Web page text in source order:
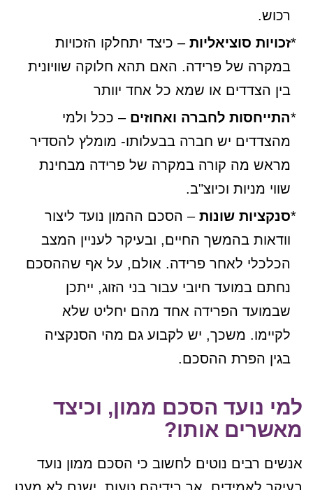
רכוש.
זכויות סוציאליות– כיצד יתחלקו הזכויות
במקרה של פרידה. האם תהא חלוקה שוויונית
בין הצדדים או שמא כל אחד יוותר
התייחסות לחברה ואחוזים– ככל ולמי
מהצדדים יש חברה בבעלותו- מומלץ להסדיר
מראש מה קורה במקרה של פרידה מבחינת
שווי מניות וכיוצ"ב.
סנקציות שונות – הסכם ההמון נועד ליצור
וודאות בהמשך החיים, ובעיקר לעניין המצב
הכלכלי לאחר פרידה. אולם, על אף שההסכם
נחתם במועד חיובי עבור בני הזוג, ייתכן
שבמועד הפרידה אחד מהם יחליט שלא
לקיימו. משכך, יש לקבוע גם מהי הסנקציה
בגין הפרת ההסכם.
למי נועד הסכם ממון, וכיצד
מאשרים אותו?
אנשים רבים נוטים לחשוב כי הסכם ממון נועד